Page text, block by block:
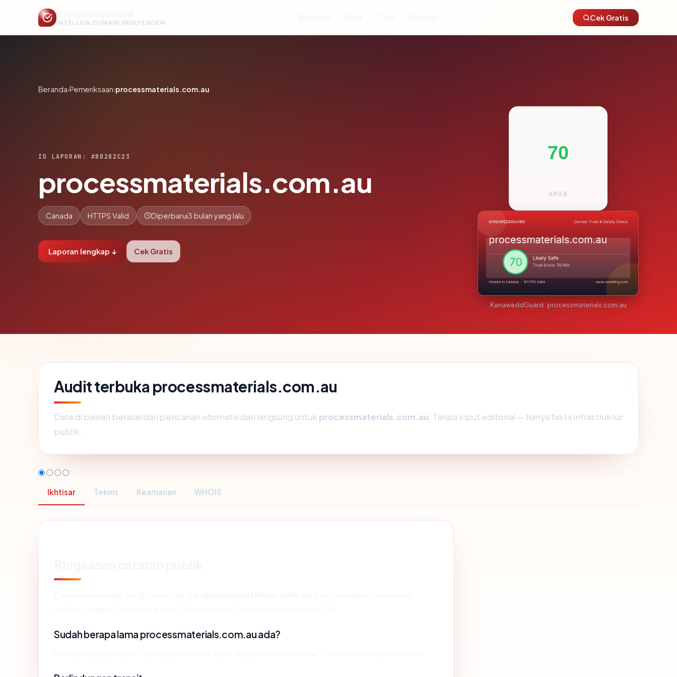
INTELIJEN DOMAIN INDEPENDEN
Cek Gratis
Beranda›Pemeriksaan›processmaterials.com.au
ID LAPORAN: #80282C23
processmaterials.com.au
Canada HTTPS Valid Diperbarui3 bulan yang lalu
Laporan lengkap ↓ Cek Gratis
70
AMAN
KanaweddGuard · processmaterials.com.au
Audit terbuka processmaterials.com.au
Data di bawah berasal dari pencarian otomatis dan langsung untuk processmaterials.com.au . Tanpa input editorial — hanya fakta infrastruktur
publik.
Ikhtisar Teknis Keamanan WHOIS
Sudah berapa lama processmaterials.com.au ada?